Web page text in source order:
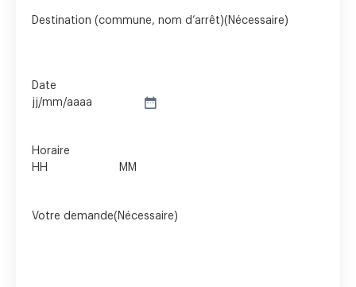
Destination (commune, nom d’arrêt)(Nécessaire)
Date
Horaire
Votre demande(Nécessaire)